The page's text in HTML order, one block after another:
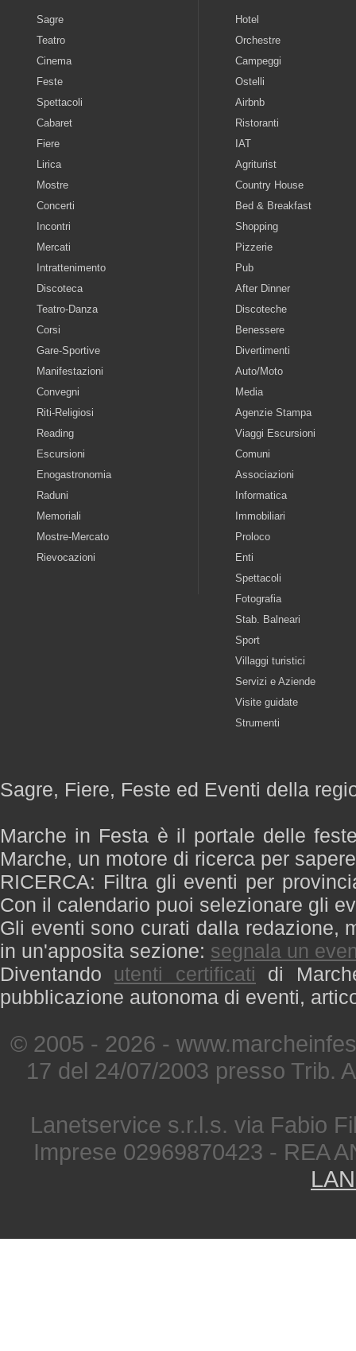
Sagre
Teatro
Cinema
Feste
Spettacoli
Cabaret
Fiere
Lirica
Mostre
Concerti
Incontri
Mercati
Intrattenimento
Discoteca
Teatro-Danza
Corsi
Gare-Sportive
Manifestazioni
Convegni
Riti-Religiosi
Reading
Escursioni
Enogastronomia
Raduni
Memoriali
Mostre-Mercato
Rievocazioni
Hotel
Orchestre
Campeggi
Ostelli
Airbnb
Ristoranti
IAT
Agriturist
Country House
Bed & Breakfast
Shopping
Pizzerie
Pub
After Dinner
Discoteche
Benessere
Divertimenti
Auto/Moto
Media
Agenzie Stampa
Viaggi Escursioni
Comuni
Associazioni
Informatica
Immobiliari
Proloco
Enti
Spettacoli
Fotografia
Stab. Balneari
Sport
Villaggi turistici
Servizi e Aziende
Visite guidate
Strumenti
Sagre, Fiere, Feste ed Eventi della
Marche in Festa è il portale delle
Marche, un motore di ricerca per
RICERCA: Filtra gli eventi per
Con il calendario puoi selezionare gli
Gli eventi sono curati dalla redazione,
in un'apposita sezione: segnala un
Diventando utenti certificati di
pubblicazione autonoma di eventi,
© 2005 - 2026 -
17 del 24/07/2003 presso Trib.
Lanetservice s.r.l.s. via Fabio
Imprese 02969870423 - REA